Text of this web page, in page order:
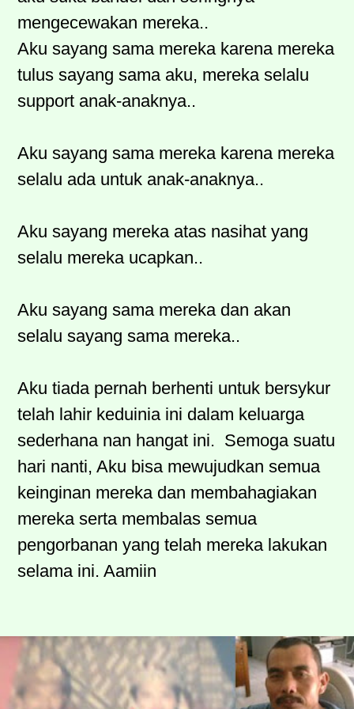
mengecewakan mereka..
Aku sayang sama mereka karena mereka
tulus sayang sama aku, mereka selalu
support anak-anaknya..
Aku sayang sama mereka karena mereka
selalu ada untuk anak-anaknya..
Aku sayang mereka atas nasihat yang
selalu mereka ucapkan..
Aku sayang sama mereka dan akan
selalu sayang sama mereka..
Aku tiada pernah berhenti untuk bersykur
telah lahir keduinia ini dalam keluarga
sederhana nan hangat ini. Semoga suatu
hari nanti, Aku bisa mewujudkan semua
keinginan mereka dan membahagiakan
mereka serta membalas semua
pengorbanan yang telah mereka lakukan
selama ini. Aamiin